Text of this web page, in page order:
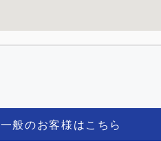
一般のお客様 はこちら